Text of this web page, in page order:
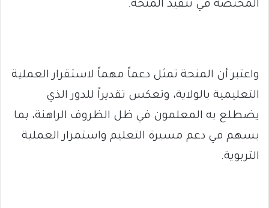
المختصة في تنفيذ المنحة.
واعتبر أن المنحة تمثل دعماً مهماً لاستقرار العملية
التعليمية بالولاية، وتعكس تقديراً للدور الذي
يضطلع به المعلمون في ظل الظروف الراهنة، بما
يسهم في دعم مسيرة التعليم واستمرار العملية
التربوية.